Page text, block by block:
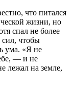
что питался
жизни, но
спал не более
сил, чтобы
ума. «Я не
— и не
лежал на земле,